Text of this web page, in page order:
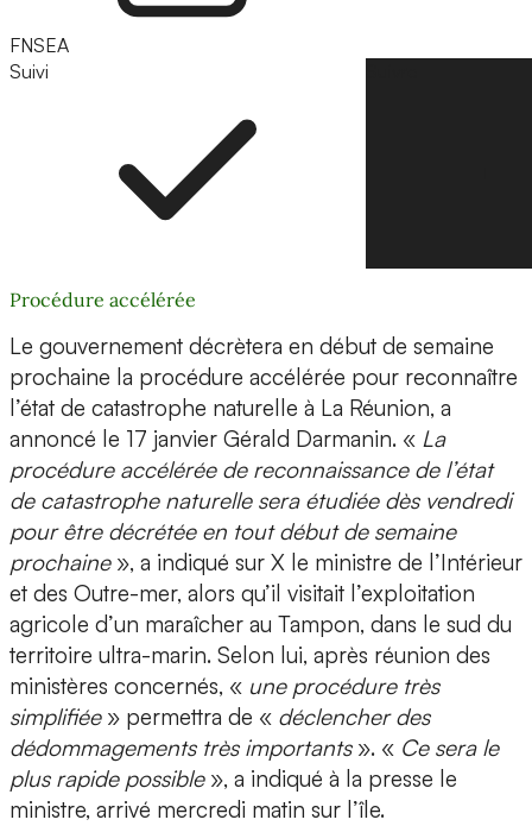
FNSEA
Suivi
Procédure accélérée
Le gouvernement décrètera en début de semaine
prochaine la procédure accélérée pour reconnaître
l’état de catastrophe naturelle à La Réunion, a
annoncé le 17 janvier Gérald Darmanin. « La
procédure accélérée de reconnaissance de l’état
de catastrophe naturelle sera étudiée dès vendredi
pour être décrétée en tout début de semaine
prochaine», a indiqué sur X le ministre de l’Intérieur
et des Outre-mer, alors qu’il visitait l’exploitation
agricole d’un maraîcher au Tampon, dans le sud du
territoire ultra-marin. Selon lui, après réunion des
ministères concernés, « une procédure très
simplifiée» permettra de « déclencher des
dédommagements très importants». « Ce sera le
plus rapide possible», a indiqué à la presse le
ministre, arrivé mercredi matin sur l’île.